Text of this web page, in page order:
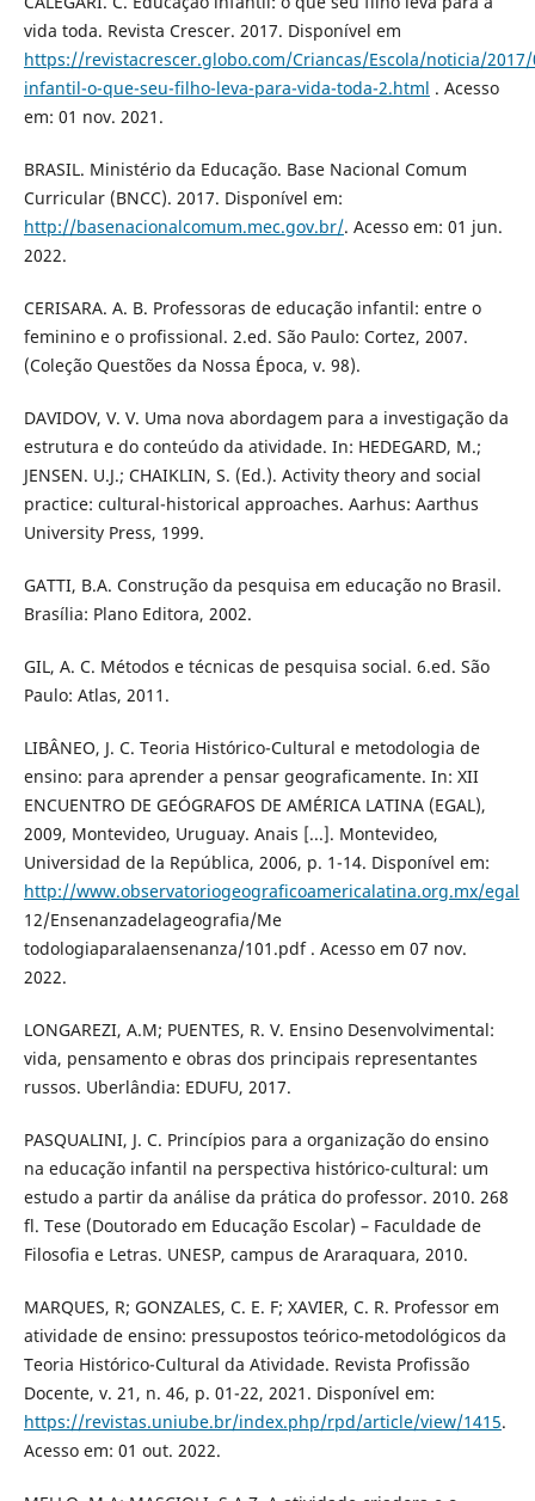
vida toda. Revista Crescer. 2017. Disponível em
https://revistacrescer.globo.com/Criancas/Escola/noticia/
infantil-o-que-seu-filho-leva-para-vida-toda-2.html . Acesso
em: 01 nov. 2021.
BRASIL. Ministério da Educação. Base Nacional Comum
Curricular (BNCC). 2017. Disponível em:
http://basenacionalcomum.mec.gov.br/. Acesso em: 01 jun.
2022.
CERISARA. A. B. Professoras de educação infantil: entre o
feminino e o profissional. 2.ed. São Paulo: Cortez, 2007.
(Coleção Questões da Nossa Época, v. 98).
DAVIDOV, V. V. Uma nova abordagem para a investigação da
estrutura e do conteúdo da atividade. In: HEDEGARD, M.;
JENSEN. U.J.; CHAIKLIN, S. (Ed.). Activity theory and social
practice: cultural-historical approaches. Aarhus: Aarthus
University Press, 1999.
GATTI, B.A. Construção da pesquisa em educação no Brasil.
Brasília: Plano Editora, 2002.
GIL, A. C. Métodos e técnicas de pesquisa social. 6.ed. São
Paulo: Atlas, 2011.
LIBÂNEO, J. C. Teoria Histórico-Cultural e metodologia de
ensino: para aprender a pensar geograficamente. In: XII
ENCUENTRO DE GEÓGRAFOS DE AMÉRICA LATINA (EGAL),
2009, Montevideo, Uruguay. Anais [...]. Montevideo,
Universidad de la República, 2006, p. 1-14. Disponível em:
http://www.observatoriogeograficoamericalatina.org.mx/egal
12/Ensenanzadelageografia/Me
todologiaparalaensenanza/101.pdf . Acesso em 07 nov.
2022.
LONGAREZI, A.M; PUENTES, R. V. Ensino Desenvolvimental:
vida, pensamento e obras dos principais representantes
russos. Uberlândia: EDUFU, 2017.
PASQUALINI, J. C. Princípios para a organização do ensino
na educação infantil na perspectiva histórico-cultural: um
estudo a partir da análise da prática do professor. 2010. 268
fl. Tese (Doutorado em Educação Escolar) – Faculdade de
Filosofia e Letras. UNESP, campus de Araraquara, 2010.
MARQUES, R; GONZALES, C. E. F; XAVIER, C. R. Professor em
atividade de ensino: pressupostos teórico-metodológicos da
Teoria Histórico-Cultural da Atividade. Revista Profissão
Docente, v. 21, n. 46, p. 01-22, 2021. Disponível em:
https://revistas.uniube.br/index.php/rpd/article/view/1415.
Acesso em: 01 out. 2022.